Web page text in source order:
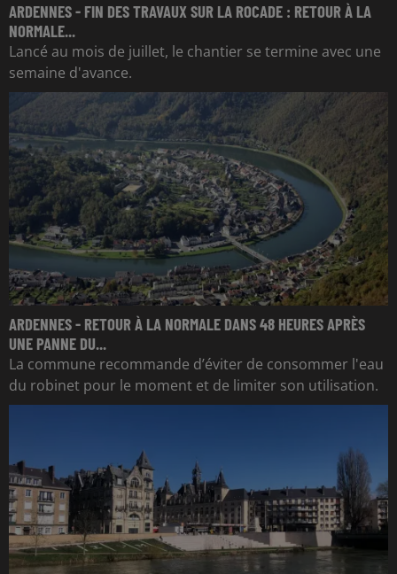
ARDENNES - FIN DES TRAVAUX SUR LA ROCADE : RETOUR À LA
NORMALE...
Lancé au mois de juillet, le chantier se termine avec une
semaine d'avance.
ARDENNES - RETOUR À LA NORMALE DANS 48 HEURES APRÈS
UNE PANNE DU...
La commune recommande d’éviter de consommer l'eau
du robinet pour le moment et de limiter son utilisation.